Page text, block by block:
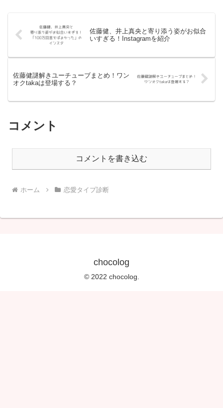
佐藤健、井上真央と寄り添う姿がお似合
いすぎる！Instagramを紹介
佐藤健謎解きユーチューブまとめ！ワン
オクtakaは登場する？
コメント
コメントを書き込む
ホーム 恋愛タイプ診断
chocolog
© 2022 chocolog.